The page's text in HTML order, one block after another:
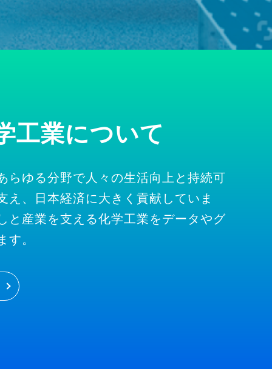
工業について
らゆる分野で人々の生活向上と持続可
え、日本経済に大きく貢献していま
と産業を支える化学工業をデータやグ
す。